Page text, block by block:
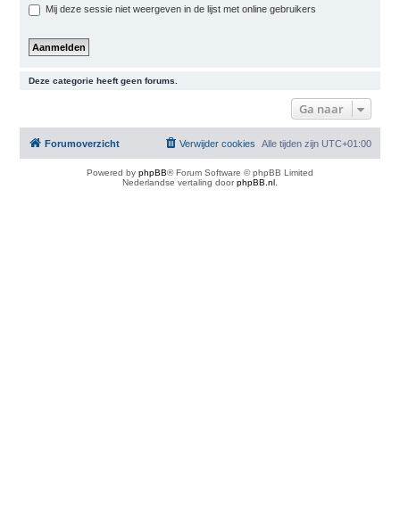
Mij deze sessie niet weergeven in de lijst met online gebruikers
Deze categorie heeft geen forums.
Ga naar
Forumoverzicht Alle tijden zijn UTC+01:00
Verwijder cookies
Powered by phpBB® Forum Software © phpBB Limited
Nederlandse vertaling doorphpBB.nl